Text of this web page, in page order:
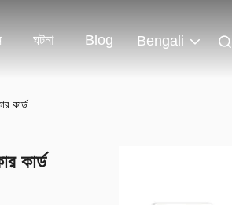
ঘটনা Blog Bengali
কার্ড
কার্ড